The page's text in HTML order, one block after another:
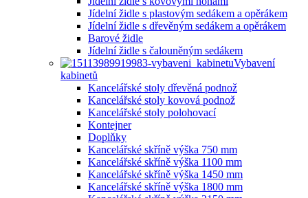
Jídelní židle s plastovým sedákem a opěrákem
Jídelní židle s dřevěným sedákem a opěrákem
Barové židle
Jídelní židle s čalouněným sedákem
Vybavení
kabinetů
Kancelářské stoly dřevěná podnož
Kancelářské stoly kovová podnož
Kancelářské stoly polohovací
Kontejner
Doplňky
Kancelářské skříně výška 750 mm
Kancelářské skříně výška 1100 mm
Kancelářské skříně výška 1450 mm
Kancelářské skříně výška 1800 mm